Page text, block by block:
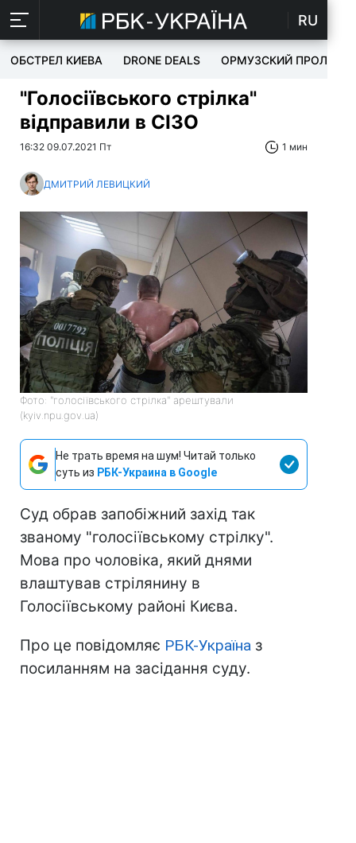
RU
ОБСТРЕЛ КИЕВА DRONE DEALS ОРМУЗСКИЙ ПРОЛИВ
"Голосіївського стрілка"
відправили в СІЗО
16:32 09.07.2021 Пт 1 мин
ДМИТРИЙ ЛЕВИЦКИЙ
Фото: "голосіївського стрілка" арештували
(kyiv.npu.gov.ua)
Не трать время на шум! Читай только
суть из РБК-Украина в Google
Суд обрав запобіжний захід так
званому "голосіївському стрілку".
Мова про чоловіка, який днями
влаштував стрілянину в
Голосіївському районі Києва.
Про це повідомляє РБК-Україна з
посиланням на засідання суду.